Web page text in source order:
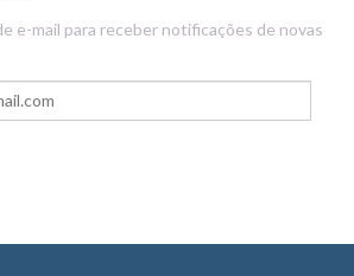
e-mail para receber notificações de novas